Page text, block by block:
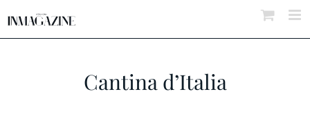
Cantina d’Italia